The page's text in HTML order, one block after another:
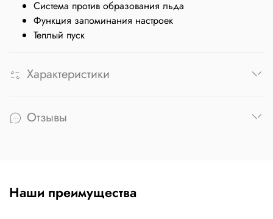
Система против образования льда
Функция запоминания настроек
Теплый пуск
Характеристики
Отзывы
Наши преимущества